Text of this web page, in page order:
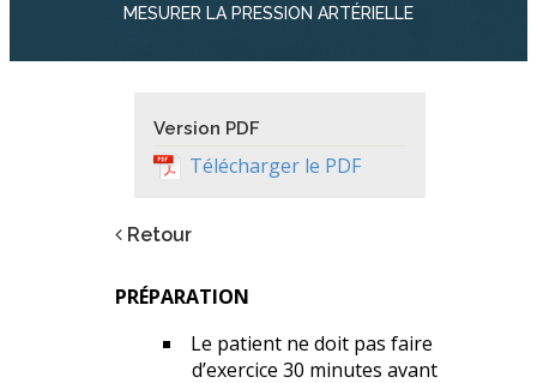
MESURER LA PRESSION ARTÉRIELLE
Version PDF
Télécharger le PDF
Retour
PRÉPARATION
Le patient ne doit pas faire
d’exercice 30 minutes avant